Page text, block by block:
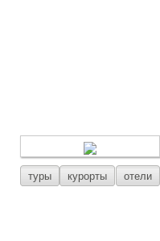
туры курорты отели